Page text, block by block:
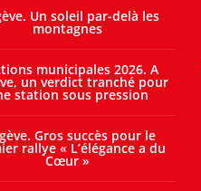
Un soleil par-delà les
montagnes
municipales 2026. A
un verdict tranché pour
station sous pression
Gros succès pour le
rallye « L’élégance a du
Cœur »